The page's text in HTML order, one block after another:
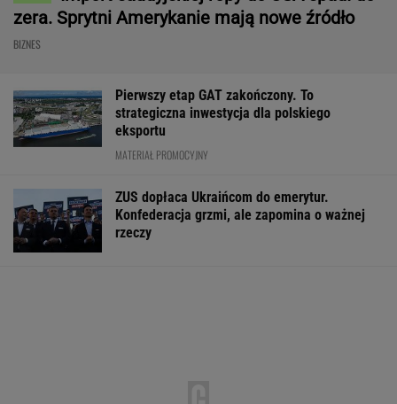
zera. Sprytni Amerykanie mają nowe źródło
BIZNES
Pierwszy etap GAT zakończony. To
strategiczna inwestycja dla polskiego
eksportu
MATERIAŁ PROMOCYJNY
ZUS dopłaca Ukraińcom do emerytur.
Konfederacja grzmi, ale zapomina o ważnej
rzeczy